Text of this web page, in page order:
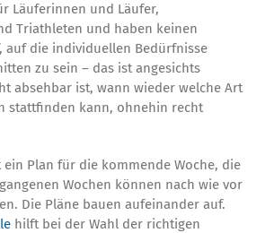
Läuferinnen und Läufer,
Triathleten und haben keinen
auf die individuellen Bedürfnisse
zu sein – das ist angesichts
absehbar ist, wann wieder welche Art
stattfinden kann, ohnehin recht
ein Plan für die kommende Woche, die
Wochen können nach wie vor
Die Pläne bauen aufeinander auf.
hilft bei der Wahl der richtigen